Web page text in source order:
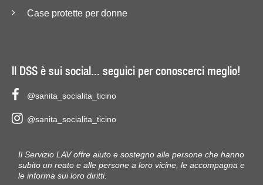
Case protette per donne
Il DSS è sui social... seguici per conoscerci meglio!
@sanita_socialita_ticino
@sanita_socialita_ticino
Il Servizio LAV offre aiuto e sostegno alle persone che hanno
subito un reato e alle persone a loro vicine, le accompagna e
le informa sui loro diritti.